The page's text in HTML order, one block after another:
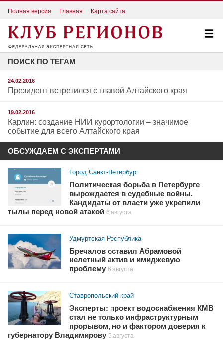
Полная версия Главная Карта сайта
ПОИСК ПО ТЕГАМ
24.02.2016
Президент встретился с главой Алтайского края
19.02.2016
Карлин: создание НИИ курортологии – значимое
событие для всего Алтайского края
ОБСУЖДАЕМ С ЭКСПЕРТАМИ
Город Санкт-Петербург
Политическая борьба в Петербурге
вырождается в судебные войны.
Кандидаты от власти уже укрепили
тылы перед новой атакой 6 августа
Удмуртская Республика
Бречалов оставил Абрамовой
нелетный актив и имиджевую
проблему 6 августа
Ставропольский край
Эксперты: проект водоснабжения КМВ
стал не только инфраструктурным
прорывом, но и фактором доверия к
губернатору Владимирову 5 августа